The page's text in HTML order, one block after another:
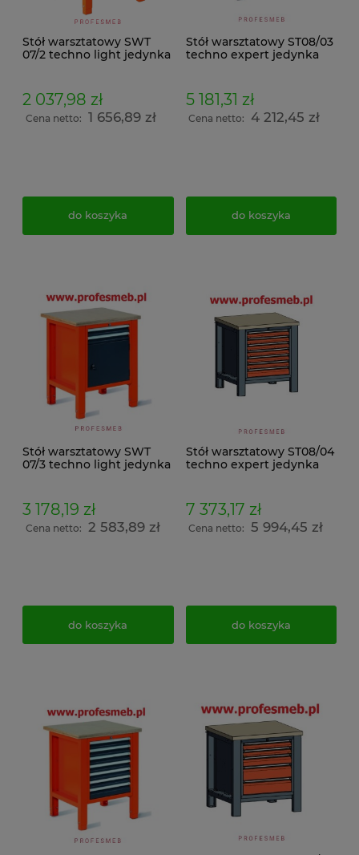
Stół warsztatowy SWT
07/2 techno light jedynka
2 037,98 zł
Cena netto: 1 656,89 zł
do koszyka
Stół warsztatowy ST08/03
techno expert jedynka
5 181,31 zł
Cena netto: 4 212,45 zł
do koszyka
Stół warsztatowy SWT
07/3 techno light jedynka
3 178,19 zł
Cena netto: 2 583,89 zł
do koszyka
Stół warsztatowy ST08/04
techno expert jedynka
7 373,17 zł
Cena netto: 5 994,45 zł
do koszyka